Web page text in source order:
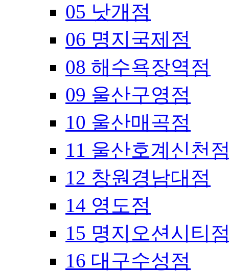
05 낫개점
06 명지국제점
08 해수욕장역점
09 울산구영점
10 울산매곡점
11 울산호계신천
12 창원경남대점
14 영도점
15 명지오션시티
16 대구수성점